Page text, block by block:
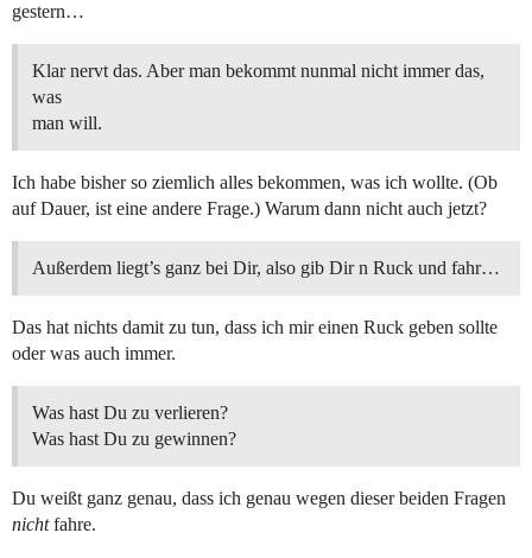
gestern…
Klar nervt das. Aber man bekommt nunmal nicht immer das,
was
man will.
Ich habe bisher so ziemlich alles bekommen, was ich wollte. (Ob
auf Dauer, ist eine andere Frage.) Warum dann nicht auch jetzt?
Außerdem liegt’s ganz bei Dir, also gib Dir n Ruck und fahr…
Das hat nichts damit zu tun, dass ich mir einen Ruck geben sollte
oder was auch immer.
Was hast Du zu verlieren?
Was hast Du zu gewinnen?
Du weißt ganz genau, dass ich genau wegen dieser beiden Fragen
nichtfahre.